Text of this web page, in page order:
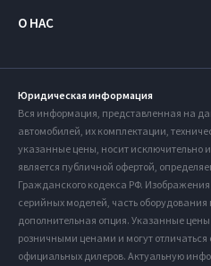
О НАС
Юридическая информация
Вся информация, представленная на
автомобилей, их комплектации,
указанные цены, носит исключительно
является публичной офертой,
Гражданского кодекса РФ. Изображения
серийных моделей, часть оборудования
дополнительная опция. Указанные
розничными ценами и могут
официальных дилеров. Актуальную